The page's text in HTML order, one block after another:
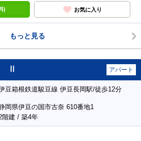
) お気に入り
もっと見る
Ⅱ アパート
豆箱根鉄道駿豆線 伊豆長岡駅/徒歩12分
岡県伊豆の国市古奈 610番地1
階建 / 築4年